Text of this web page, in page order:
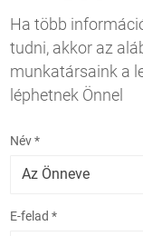
Ha több
tudni, akkor az
munkatársaink a
léphetnek Önnel
Név *
E-felad *